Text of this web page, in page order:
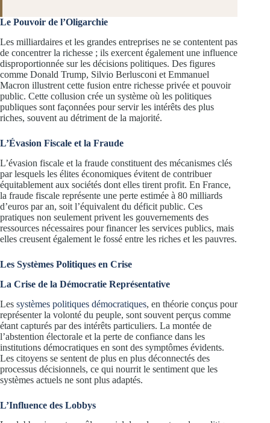
Le Pouvoir de l’Oligarchie
Les milliardaires et les grandes entreprises ne se contentent pas
de concentrer la richesse ; ils exercent également une influence
disproportionnée sur les décisions politiques. Des figures
comme Donald Trump, Silvio Berlusconi et Emmanuel
Macron illustrent cette fusion entre richesse privée et pouvoir
public. Cette collusion crée un système où les politiques
publiques sont façonnées pour servir les intérêts des plus
riches, souvent au détriment de la majorité.
L’Évasion Fiscale et la Fraude
L’évasion fiscale et la fraude constituent des mécanismes clés
par lesquels les élites économiques évitent de contribuer
équitablement aux sociétés dont elles tirent profit. En France,
la fraude fiscale représente une perte estimée à 80 milliards
d’euros par an, soit l’équivalent du déficit public. Ces
pratiques non seulement privent les gouvernements des
ressources nécessaires pour financer les services publics, mais
elles creusent également le fossé entre les riches et les pauvres.
Les Systèmes Politiques en Crise
La Crise de la Démocratie Représentative
Les systèmes politiques démocratiques, en théorie conçus pour
représenter la volonté du peuple, sont souvent perçus comme
étant capturés par des intérêts particuliers. La montée de
l’abstention électorale et la perte de confiance dans les
institutions démocratiques en sont des symptômes évidents.
Les citoyens se sentent de plus en plus déconnectés des
processus décisionnels, ce qui nourrit le sentiment que les
systèmes actuels ne sont plus adaptés.
L’Influence des Lobbys